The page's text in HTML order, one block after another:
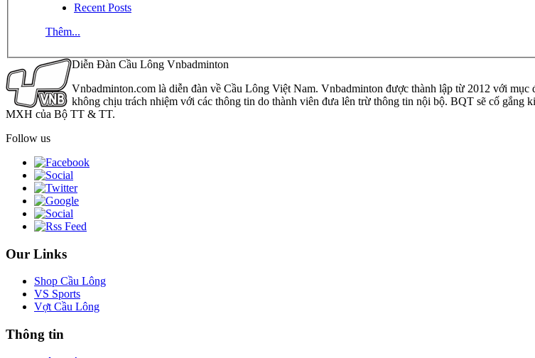
Recent Posts
Thêm...
Diễn Đàn Cầu Lông Vnbadminton
Vnbadminton.com là diễn đàn về Cầu Lông Việt Nam. Vnbadminton được thành lập từ 2012 với
không chịu trách nhiệm với các thông tin do thành viên đưa lên trừ thông tin nội bộ. BQT sẽ cố gắng
MXH của Bộ TT & TT.
Follow us
Our Links
Shop Cầu Lông
VS Sports
Vợt Cầu Lông
Thông tin